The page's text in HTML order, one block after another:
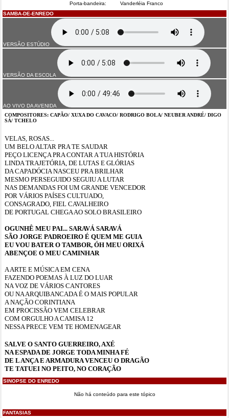
Porta-bandeira:
Vanderléia Franco
SAMBA-DE-ENREDO
VERSÃO ESTÚDIO
VERSÃO DA ESCOLA
AO VIVO DA AVENIDA
COMPOSITORES: CAPÃO/ XUXA DO CAVACO/ RODRIGO BOLA/ NEUBER ANDRÉ/ DIGO
SÁ/ TCHELO
VELAS, ROSAS...
UM BELO ALTAR PRA TE SAUDAR
PEÇO LICENÇA PRA CONTAR A TUA HISTÓRIA
LINDA TRAJETÓRIA, DE LUTAS E GLÓRIAS
DA CAPADÓCIA NASCEU PRA BRILHAR
MESMO PERSEGUIDO SEGUIU A LUTAR
NAS DEMANDAS FOI UM GRANDE VENCEDOR
POR VÁRIOS PAÍSES CULTUADO,
CONSAGRADO, FIEL CAVALHEIRO
DE PORTUGAL CHEGA AO SOLO BRASILEIRO
OGUNHÊ MEU PAI... SARAVÁ SARAVÁ
SÃO JORGE PADROEIRO É QUEM ME GUIA
EU VOU BATER O TAMBOR, ÓH MEU ORIXÁ
ABENÇOE O MEU CAMINHAR
A ARTE E MÚSICA EM CENA
FAZENDO POEMAS À LUZ DO LUAR
NA VOZ DE VÁRIOS CANTORES
OU NA ARQUIBANCADA É O MAIS POPULAR
A NAÇÃO CORINTIANA
EM PROCISSÃO VEM CELEBRAR
COM ORGULHO A CAMISA 12
NESSA PRECE VEM TE HOMENAGEAR
SALVE O SANTO GUERREIRO, AXÉ
NA ESPADA DE JORGE TODA MINHA FÉ
DE L ANÇA E ARMADURA VENCEU O DRAGÃO
TE TATUEI NO PEITO, NO CORAÇÃO
SINOPSE DO ENREDO
Não há conteúdo para este tópico
FANTASIAS